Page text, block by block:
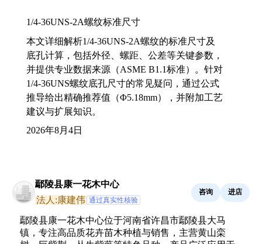
1/4-36UNS-2A螺纹标准尺寸
本文详细解析1/4-36UNS-2A螺纹的标准尺寸及
底孔计算，包括外径、螺距、公差等关键参数，
并提供专业数据来源（ASME B1.1标准）。针对
1/4-36UNS螺纹底孔尺寸的常见疑问，通过公式
推导给出精确推荐值（Φ5.18mm），并附加工艺
建议与扩展知识。
2026年8月4日
鄢陵县康一花木中心
法人:康建伟 通过真实性核验
咨询 进店
鄢陵县康一花木中心位于河南省许昌市鄢陵县大马
镇，专注高品质花卉苗木种植与销售，主营黄山栾